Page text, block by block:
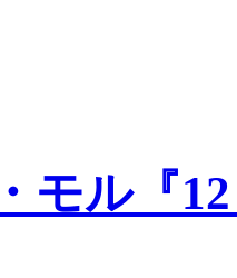
モル『